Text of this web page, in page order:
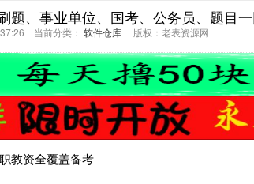
、事业单位、国考、公务员、题目一
当前分类： 软件仓库 版权：老表资源网
教资全覆盖备考